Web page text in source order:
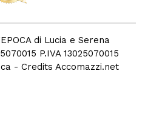
di Lucia e Serena
P.IVA 13025070015
- Credits Accomazzi.net